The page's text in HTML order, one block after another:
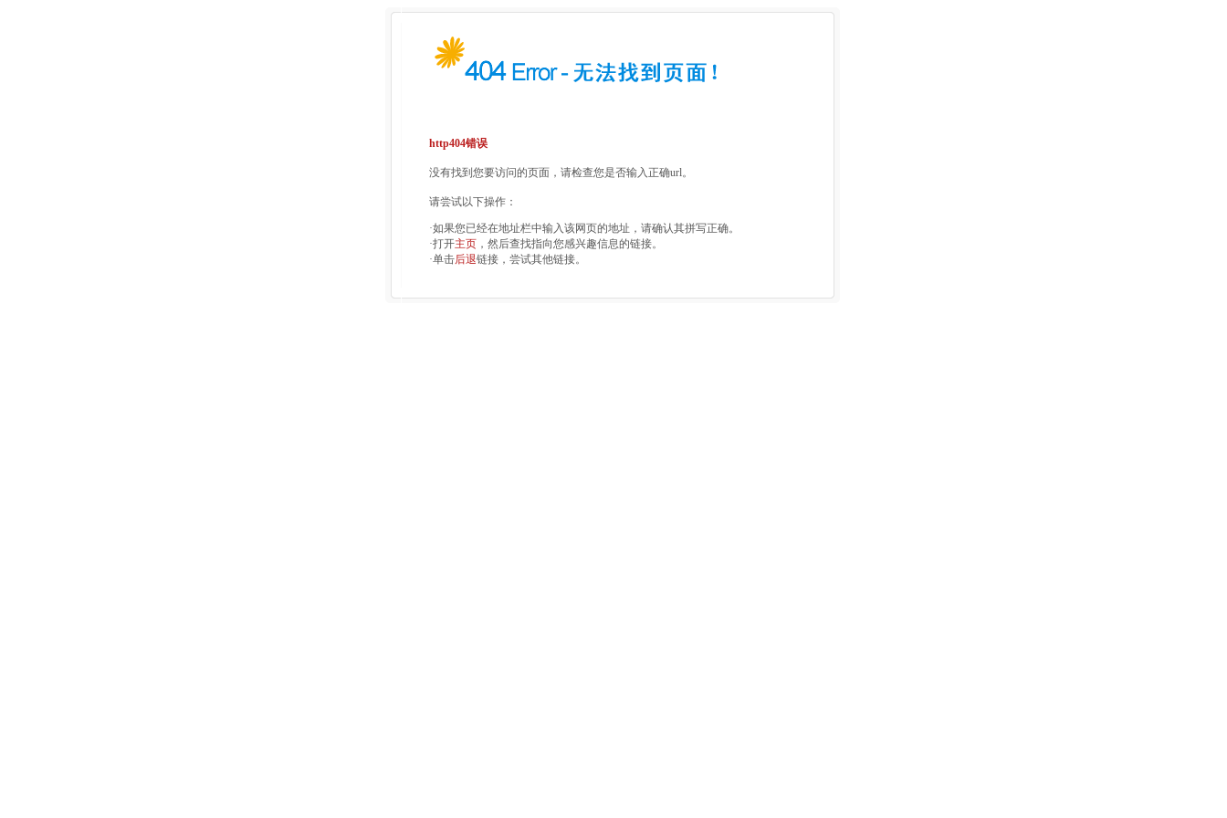
http404错误
没有找到您要访问的页面，请检查您是否输入正确url。
请尝试以下操作：
·如果您已经在地址栏中输入该网页的地址，请确认其拼写正确。
·打开主页 ，然后查找指向您感兴趣信息的链接。
·单击后退链接，尝试其他链接。